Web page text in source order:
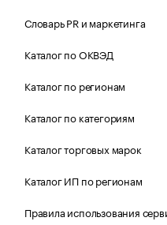
Словарь PR и маркетинга
Каталог по ОКВЭД
Каталог по регионам
Каталог по категориям
Каталог торговых марок
Каталог ИП по регионам
Правила использования